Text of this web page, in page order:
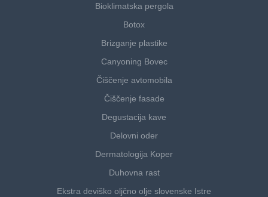
Bioklimatska pergola
Botox
Brizganje plastike
Canyoning Bovec
Čiščenje avtomobila
Čiščenje fasade
Degustacija kave
Delovni oder
Dermatologija Koper
Duhovna rast
Ekstra deviško oljčno olje slovenske Istre